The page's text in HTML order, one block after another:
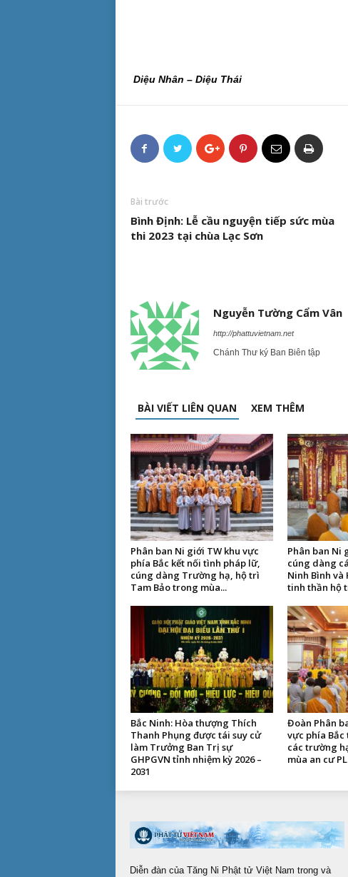
Diệu Nhân – Diệu Thái
Bài trước
Bình Định: Lễ cầu nguyện tiếp sức mùa
thi 2023 tại chùa Lạc Sơn
Nguyễn Tường Cẩm Vân
http://phattuvietnam.net
Chánh Thư ký Ban Biên tập
BÀI VIẾT LIÊN QUAN XEM THÊM
Phân ban Ni giới TW khu vực
phía Bắc kết nối tình pháp lữ,
cúng dàng Trường hạ, hộ trì
Tam Bảo trong mùa...
Phân ban Ni
cúng dàng
Ninh Bình và
tinh thần hộ
Bắc Ninh: Hòa thượng Thích
Thanh Phụng được tái suy cử
làm Trưởng Ban Trị sự
GHPGVN tỉnh nhiệm kỳ 2026 –
2031
Đoàn Phân
vực phía
các trường
mùa an cư
Diễn đàn của Tăng Ni Phật tử Việt Nam trong và